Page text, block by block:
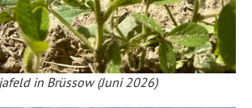
in Brüssow (Juni 2026)